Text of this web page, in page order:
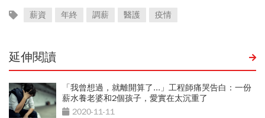
薪資 年終 調薪 醫護 疫情
延伸閱讀
「我曾想過，就離開算了...」工程師痛哭告白：一份
薪水養老婆和2個孩子，愛實在太沉重了
2020-11-11